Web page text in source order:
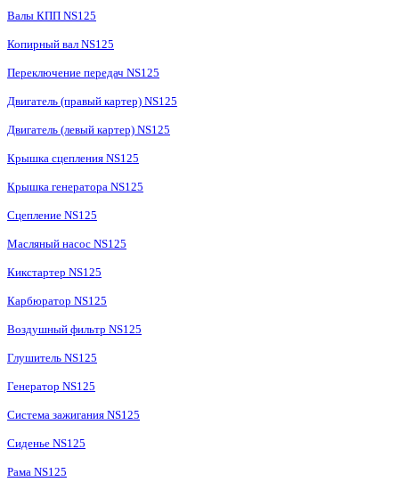
Валы КПП NS125
Копирный вал NS125
Переключение передач NS125
Двигатель (правый картер) NS125
Двигатель (левый картер) NS125
Крышка сцепления NS125
Крышка генератора NS125
Сцепление NS125
Масляный насос NS125
Кикстартер NS125
Карбюратор NS125
Воздушный фильтр NS125
Глушитель NS125
Генератор NS125
Система зажигания NS125
Сиденье NS125
Рама NS125